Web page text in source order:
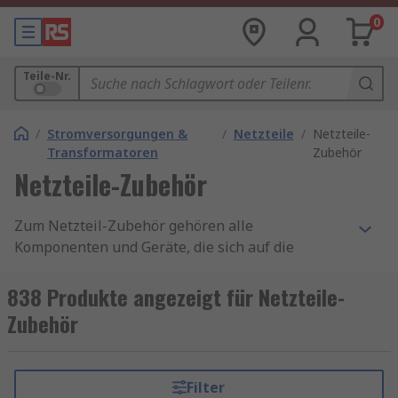
0
Teile-Nr.
/ Stromversorgungen &
Transformatoren
/ Netzteile / Netzteile-
Zubehör
Netzteile-Zubehör
Zum Netzteil-Zubehör gehören alle
Komponenten und Geräte, die sich auf die
für eine bestimmte Last beziehen. Dazu gehören
Steckersätze, Diodenmodule und Batteriemodule.
Netzteil-Zubehör ist in der Regel erforderlich,
oder um ein neues zu erstellen.
838 Produkte angezeigt für Netzteile-
Zubehör
Filter